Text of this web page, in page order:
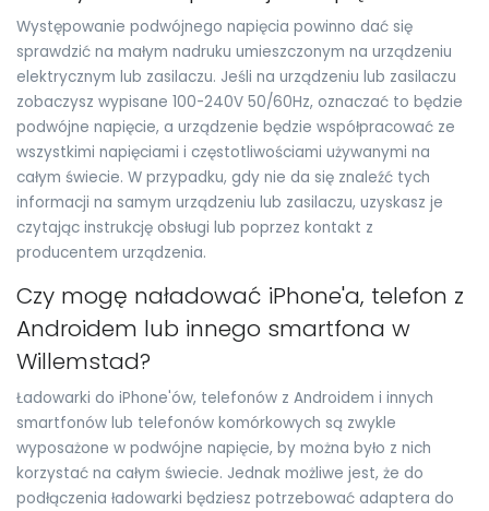
Występowanie podwójnego napięcia powinno dać się
sprawdzić na małym nadruku umieszczonym na urządzeniu
elektrycznym lub zasilaczu. Jeśli na urządzeniu lub zasilaczu
zobaczysz wypisane 100-240V 50/60Hz, oznaczać to będzie
podwójne napięcie, a urządzenie będzie współpracować ze
wszystkimi napięciami i częstotliwościami używanymi na
całym świecie. W przypadku, gdy nie da się znaleźć tych
informacji na samym urządzeniu lub zasilaczu, uzyskasz je
czytając instrukcję obsługi lub poprzez kontakt z
producentem urządzenia.
Czy mogę naładować iPhone'a, telefon z
Androidem lub innego smartfona w
Willemstad?
Ładowarki do iPhone'ów, telefonów z Androidem i innych
smartfonów lub telefonów komórkowych są zwykle
wyposażone w podwójne napięcie, by można było z nich
korzystać na całym świecie. Jednak możliwe jest, że do
podłączenia ładowarki będziesz potrzebować adaptera do